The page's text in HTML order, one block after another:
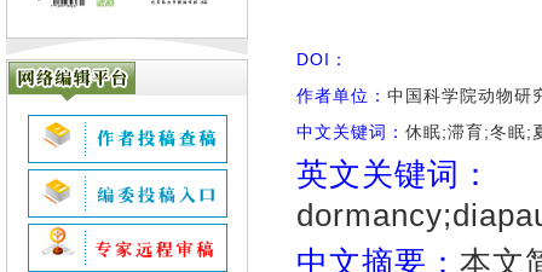
DOI：
作者单位： 中国科学院动物研
中文关键词： 休眠;滞育;冬眠;
英文关键词：
中文摘要： 本文